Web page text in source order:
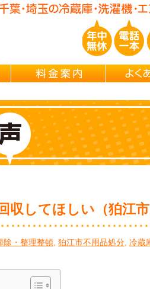
奈川の 冷蔵庫・洗濯機・エアコン買
ご依頼の流れ 料金案内
収してほしい（狛江市
除・整理整頓 狛江市不用品処分 冷蔵